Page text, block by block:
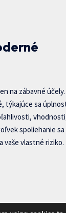
na zábavné účely.
týkajúce sa
spoliehanie sa
vaše vlastné riziko.